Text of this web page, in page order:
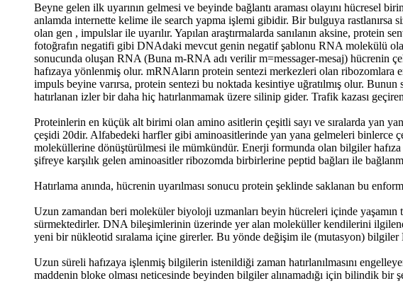
Beyne gelen ilk uyarının gelmesi ve beyinde bağlantı araması olayını hücresel
anlamda internette kelime ile search yapma işlemi gibidir. Bir bulguya rastlanırsa
olan gen , impulslar ile uyarılır. Yapılan araştırmalarda sanılanın aksine, protein
fotoğrafın negatifi gibi DNAdaki mevcut genin negatif şablonu RNA molekülü
sonucunda oluşan RNA (Buna m-RNA adı verilir m=messager-mesaj) hücrenin
hafızaya yönlenmiş olur. mRNAların protein sentezi merkezleri olan ribozomlara
impuls beyine varırsa, protein sentezi bu noktada kesintiye uğratılmış olur.
hatırlanan izler bir daha hiç hatırlanmamak üzere silinip gider. Trafik kazası
Proteinlerin en küçük alt birimi olan amino asitlerin çeşitli sayı ve sıralarda yan
çeşidi 20dir. Alfabedeki harfler gibi aminoasitlerinde yan yana gelmeleri binlerce
moleküllerine dönüştürülmesi ile mümkündür. Enerji formunda olan bilgiler
şifreye karşılık gelen aminoasitler ribozomda birbirlerine peptid bağları ile
Hatırlama anında, hücrenin uyarılması sonucu protein şeklinde saklanan bu
Uzun zamandan beri moleküler biyoloji uzmanları beyin hücreleri içinde yaşamın
sürmektedirler. DNA bileşimlerinin üzerinde yer alan moleküller kendilerini
yeni bir nükleotid sıralama içine girerler. Bu yönde değişim ile (mutasyon)
Uzun süreli hafızaya işlenmiş bilgilerin istenildiği zaman hatırlanılmasını
maddenin bloke olması neticesinde beyinden bilgiler alınamadığı için bilindik bir